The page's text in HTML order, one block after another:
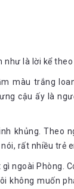
như là lời kể
màu trắng
cậu ấy là
khủng. Theo
rất nhiều trẻ
ngoài Phòng.
không muốn